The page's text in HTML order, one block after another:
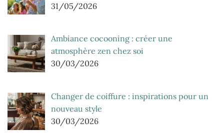
31/05/2026
Ambiance cocooning : créer une
atmosphère zen chez soi
30/03/2026
Changer de coiffure : inspirations pour un
nouveau style
30/03/2026